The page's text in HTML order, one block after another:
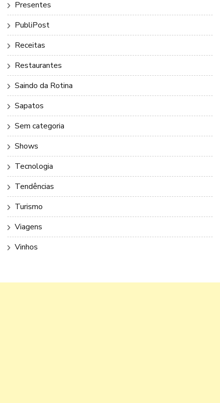
Presentes
PubliPost
Receitas
Restaurantes
Saindo da Rotina
Sapatos
Sem categoria
Shows
Tecnologia
Tendências
Turismo
Viagens
Vinhos